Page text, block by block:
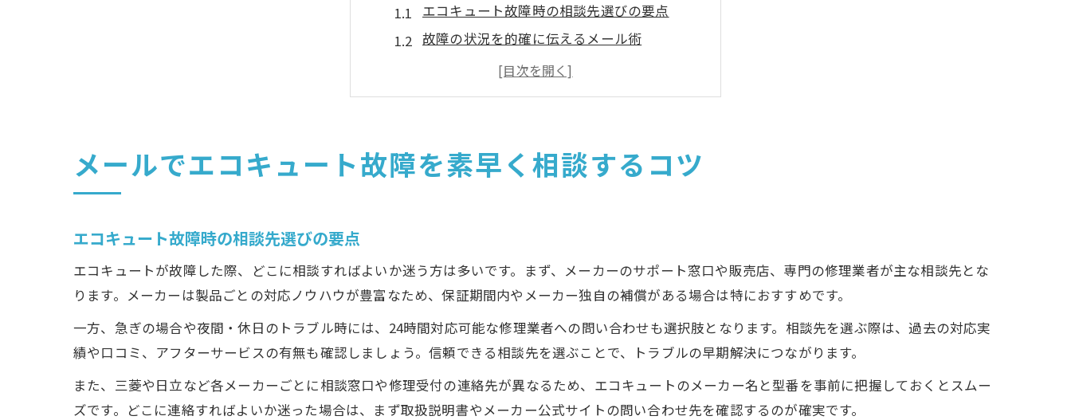
エコキュート故障時の相談先選びの要点
故障の状況を的確に伝えるメール術
エコキュート故障相談で使える表現例
メール相談時に必要な情報整理法
突然のエコキュート故障時に役立つ対応法を解説
エコキュート故障発生時の初動ポイント
エコキュート故障時の相談内容まとめ方
日常で起こりやすい故障と相談方法
エコキュート故障時はメール相談が便利な理由
メール相談が選ばれるエコキュート故障対応
電話が難しいときのエコキュート故障対策
メールでエコキュート故障を素早く相談するコツ
エコキュート故障時の相談先選びの要点
エコキュートが故障した際、どこに相談すればよいか迷う方は多いです。まず、メーカーのサポート窓口や販売店、専門の修理業者が主な相談先とな
ります。メーカーは製品ごとの対応ノウハウが豊富なため、保証期間内やメーカー独自の補償がある場合は特におすすめです。
一方、急ぎの場合や夜間・休日のトラブル時には、24時間対応可能な修理業者への問い合わせも選択肢となります。相談先を選ぶ際は、過去の対応実
績や口コミ、アフターサービスの有無も確認しましょう。信頼できる相談先を選ぶことで、トラブルの早期解決につながります。
また、三菱や日立など各メーカーごとに相談窓口や修理受付の連絡先が異なるため、エコキュートのメーカー名と型番を事前に把握しておくとスムー
ズです。どこに連絡すればよいか迷った場合は、まず取扱説明書やメーカー公式サイトの問い合わせ先を確認するのが確実です。